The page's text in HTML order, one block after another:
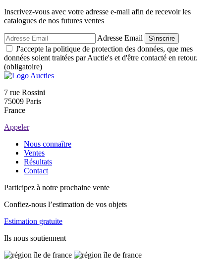
Inscrivez-vous avec votre adresse e-mail afin de recevoir les
catalogues de nos futures ventes
Adresse Email S'inscrire
J'accepte la politique de protection des données, que mes
données soient traitées par Auctie's et d'être contacté en retour.
(obligatoire)
7 rue Rossini
75009 Paris
France
Appeler
Nous connaître
Ventes
Résultats
Contact
Participez à notre prochaine vente
Confiez-nous l’estimation de vos objets
Estimation gratuite
Ils nous soutiennent